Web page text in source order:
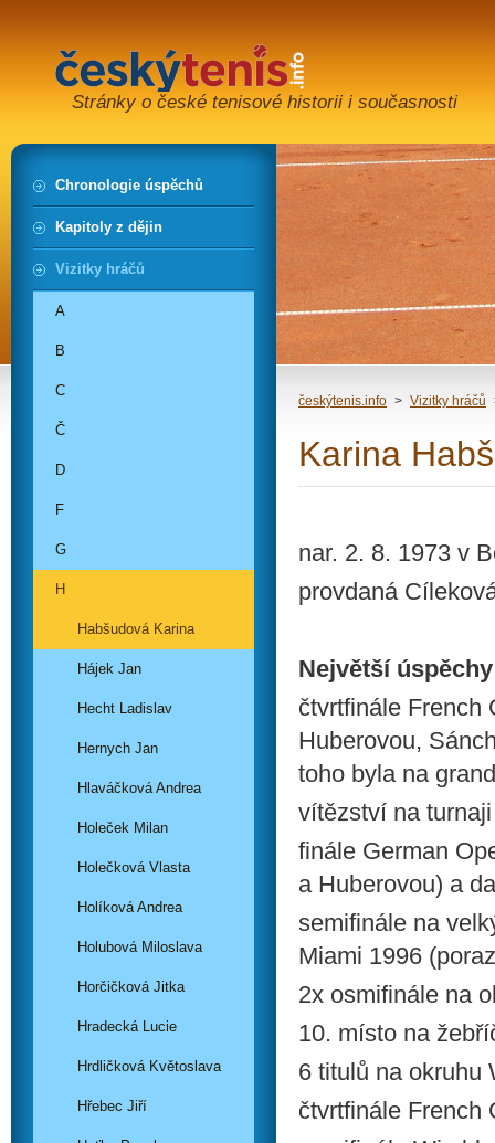
Stránky o české tenisové historii i současnosti
českýtenis.info > Vizitky hráčů
Karina
nar. 2. 8. 1973 v
provdaná
Největší
čtvrtfinále French
Huberovou,
toho byla na
vítězství na
finále German
a Huberovou) a
semifinále na
Miami 1996
2x osmifinále na
10. místo na
6 titulů na okruhu
čtvrtfinále French
Chronologie úspěchů
Kapitoly z dějin
Vizitky hráčů
A
B
C
Č
D
F
G
H
Habšudová Karina
Hájek Jan
Hecht Ladislav
Hernych Jan
Hlaváčková Andrea
Holeček Milan
Holečková Vlasta
Holíková Andrea
Holubová Miloslava
Horčičková Jitka
Hradecká Lucie
Hrdličková Květoslava
Hřebec Jiří